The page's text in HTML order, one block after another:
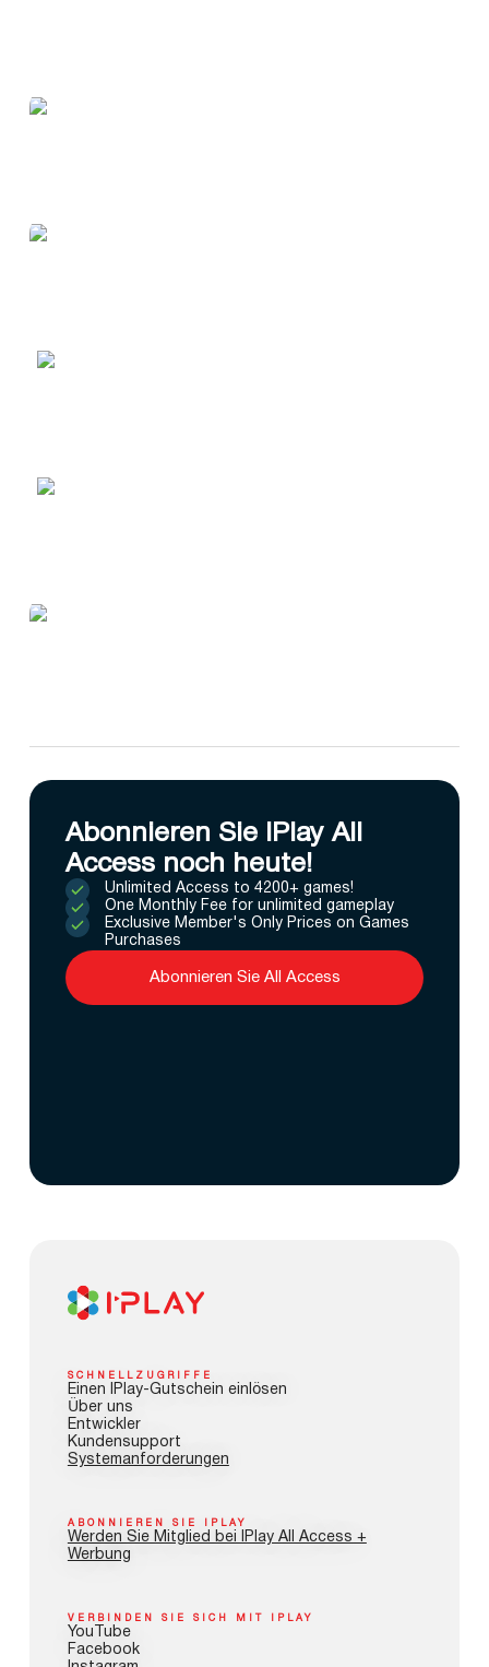
Abonnieren Sie IPlay All
Access noch heute!
Unlimited Access to 4200+ games!
One Monthly Fee for unlimited gameplay
Exclusive Member's Only Prices on Games
Purchases
Abonnieren Sie All Access
SCHNELLZUGRIFFE
Einen IPlay-Gutschein einlösen
Über uns
Entwickler
Kundensupport
Systemanforderungen
ABONNIEREN SIE IPLAY
Werden Sie Mitglied bei IPlay All Access +
Werbung
VERBINDEN SIE SICH MIT IPLAY
YouTube
Facebook